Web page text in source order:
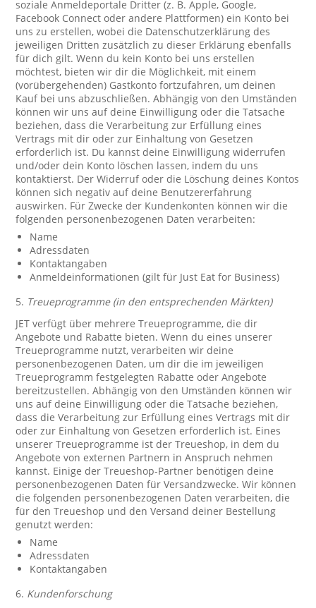
soziale Anmeldeportale Dritter (z. B. Apple, Google,
Facebook Connect oder andere Plattformen) ein Konto bei
uns zu erstellen, wobei die Datenschutzerklärung des
jeweiligen Dritten zusätzlich zu dieser Erklärung ebenfalls
für dich gilt. Wenn du kein Konto bei uns erstellen
möchtest, bieten wir dir die Möglichkeit, mit einem
(vorübergehenden) Gastkonto fortzufahren, um deinen
Kauf bei uns abzuschließen. Abhängig von den Umständen
können wir uns auf deine Einwilligung oder die Tatsache
beziehen, dass die Verarbeitung zur Erfüllung eines
Vertrags mit dir oder zur Einhaltung von Gesetzen
erforderlich ist. Du kannst deine Einwilligung widerrufen
und/oder dein Konto löschen lassen, indem du uns
kontaktierst. Der Widerruf oder die Löschung deines Kontos
können sich negativ auf deine Benutzererfahrung
auswirken. Für Zwecke der Kundenkonten können wir die
folgenden personenbezogenen Daten verarbeiten:
Name
Adressdaten
Kontaktangaben
Anmeldeinformationen (gilt für Just Eat for Business)
5. Treueprogramme (in den entsprechenden Märkten)
JET verfügt über mehrere Treueprogramme, die dir
Angebote und Rabatte bieten. Wenn du eines unserer
Treueprogramme nutzt, verarbeiten wir deine
personenbezogenen Daten, um dir die im jeweiligen
Treueprogramm festgelegten Rabatte oder Angebote
bereitzustellen. Abhängig von den Umständen können wir
uns auf deine Einwilligung oder die Tatsache beziehen,
dass die Verarbeitung zur Erfüllung eines Vertrags mit dir
oder zur Einhaltung von Gesetzen erforderlich ist. Eines
unserer Treueprogramme ist der Treueshop, in dem du
Angebote von externen Partnern in Anspruch nehmen
kannst. Einige der Treueshop-Partner benötigen deine
personenbezogenen Daten für Versandzwecke. Wir können
die folgenden personenbezogenen Daten verarbeiten, die
für den Treueshop und den Versand deiner Bestellung
genutzt werden:
Name
Adressdaten
Kontaktangaben
6. Kundenforschung